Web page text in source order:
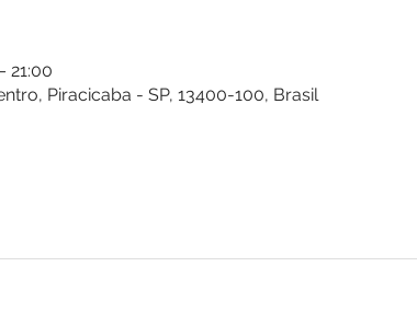
21:00
Piracicaba - SP, 13400-100, Brasil